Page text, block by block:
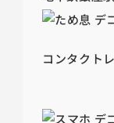
コンタクト